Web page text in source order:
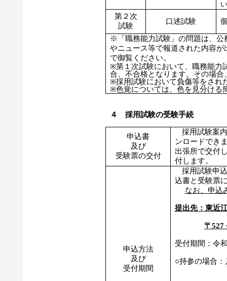
第２次
試験
口述試験
※「職務能力試験」の問題は、公
やニュース等で報道された内容
で御覧ください。
※第１次試験において、職務能力
合、不合格となります。その場
※採用試験において負傷等をされ
※色覚については、色を見分ける
４ 採用試験の受験手続
申込書
及び
受験票の交付
採用試験案
ンロードでき
出張所で交付
付します。
申込方法
及び
受付期間
採用試験申
込書と受験票
なお、申込
提出先：東近
〒527
受付期間：令
○持参の場合